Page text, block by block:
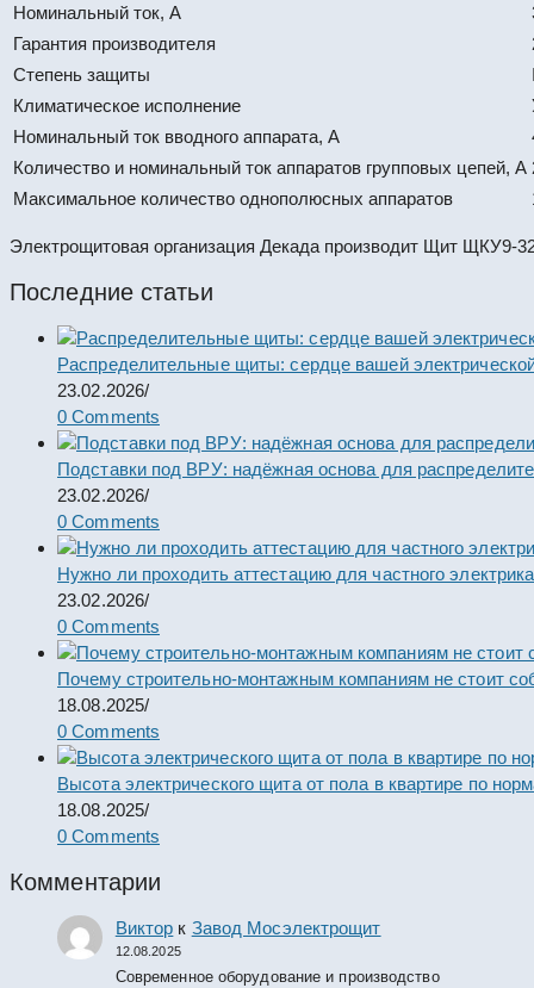
Номинальный ток, А
Гарантия производителя
Степень защиты
Климатическое исполнение
Номинальный ток вводного аппарата, А
Количество и номинальный ток аппаратов групповых цепей, А
Максимальное количество однополюсных аппаратов
Электрощитовая организация Декада производит Щит ЩКУ9-
Последние статьи
Распределительные щиты: сердце вашей
23.02.2026/
0 Comments
Подставки под ВРУ: надёжная основа для
23.02.2026/
0 Comments
Нужно ли проходить аттестацию для частного
23.02.2026/
0 Comments
Почему строительно-монтажным компаниям не стоит
18.08.2025/
0 Comments
Высота электрического щита от пола в квартире по
18.08.2025/
0 Comments
Комментарии
Виктор к Завод Мосэлектрощит
12.08.2025
Современное оборудование и производство